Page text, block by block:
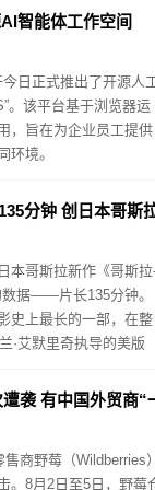
智能体工作空间
日正式推出了开源人
。该平台基于浏览器运
，旨在为企业员工提供
环境。
分钟 创日本哥斯
本哥斯拉新作《哥斯拉
据——片长135分钟。
史上最长的一部，在整
·艾默里奇执导的美版
袭 有中国外贸商“
商野莓（Wildberries）
。8月2日至5日，野莓